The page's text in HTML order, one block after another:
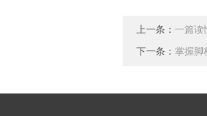
上一条： 一篇读
下一条： 掌握脚